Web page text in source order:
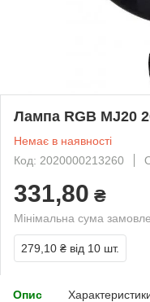
Лампа RGB MJ20
Немає в наявності
Код: 2020000213260
331,80 ₴
Мінімальна сума
279,10 ₴ від 10 шт.
Опис